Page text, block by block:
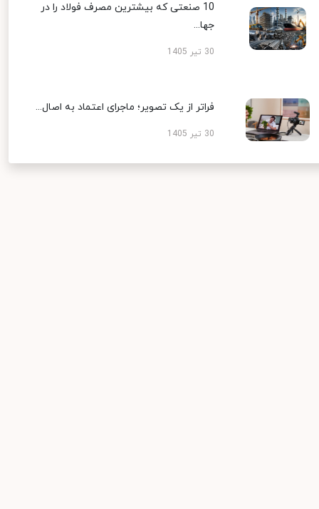
10 صنعتی که بیشترین مصرف فولاد را در
جها...
30 تیر 1405
فراتر از یک تصویر؛ ماجرای اعتماد به اصال...
30 تیر 1405